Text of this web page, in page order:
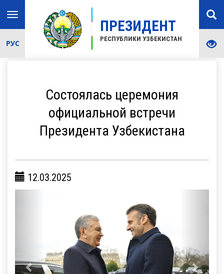
ПРЕЗИДЕНТ
РЕСПУБЛИКИ УЗБЕКИСТАН
Toggle
navigation
РУС
Состоялась церемония
официальной встречи
Президента Узбекистана
12.03.2025